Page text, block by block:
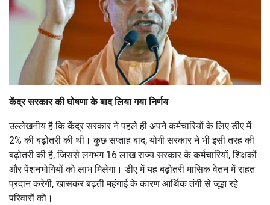
केंद्र सरकार की घोषणा के बाद लिया गया निर्णय
उल्लेखनीय है कि केंद्र सरकार ने पहले ही अपने कर्मचारियों के लिए डीए में
2% की बढ़ोतरी की थी। कुछ सप्ताह बाद, योगी सरकार ने भी इसी तरह की
बढ़ोतरी की है, जिससे लगभग 16 लाख राज्य सरकार के कर्मचारियों, शिक्षकों
और पेंशनभोगियों को लाभ मिलेगा। डीए में यह बढ़ोतरी मासिक वेतन में राहत
प्रदान करेगी, खासकर बढ़ती महंगाई के कारण आर्थिक तंगी से जूझ रहे
परिवारों को।